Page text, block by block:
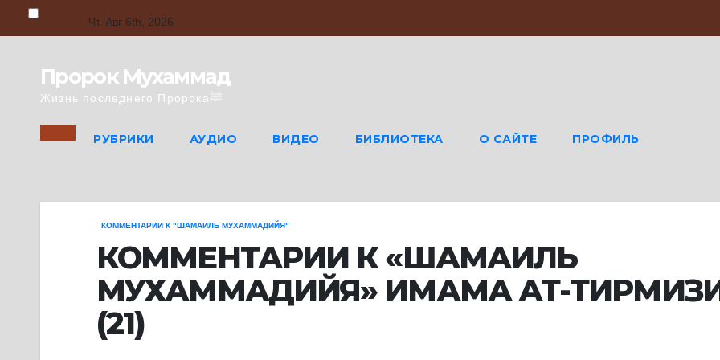
Чт. Авг 6th, 2026
Пророк Мухаммад
Жизнь последнего Пророкаﷺ
РУБРИКИ АУДИО ВИДЕО БИБЛИОТЕКА О САЙТЕ ПРОФИЛЬ
КОММЕНТАРИИ К "ШАМАИЛЬ МУХАММАДИЙЯ"
КОММЕНТАРИИ К «ШАМАИЛЬ
МУХАММАДИЙЯ» ИМАМА АТ-
(21)